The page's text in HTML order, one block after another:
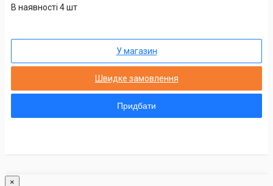
В наявності 4 шт
У магазин
Швидке замовлення
Придбати
×